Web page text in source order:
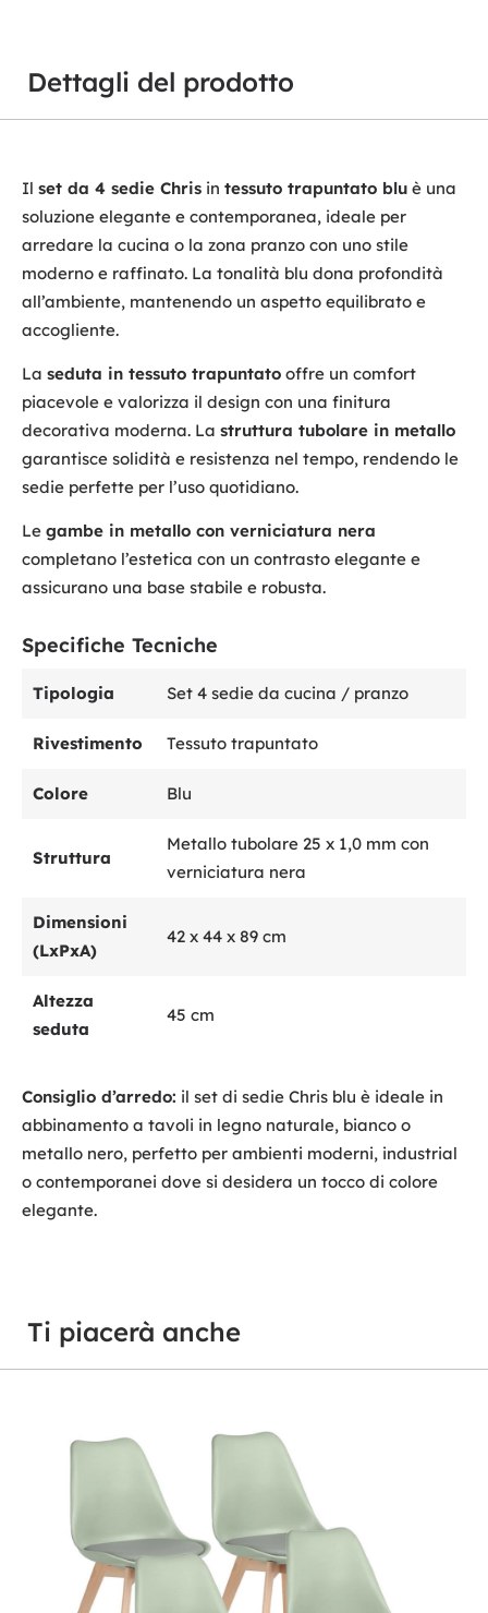
Dettagli del prodotto
Il set da 4 sedie Chris in tessuto trapuntato blu è una
soluzione elegante e contemporanea, ideale per
arredare la cucina o la zona pranzo con uno stile
moderno e raffinato. La tonalità blu dona profondità
all’ambiente, mantenendo un aspetto equilibrato e
accogliente.
La seduta in tessuto trapuntato offre un comfort
piacevole e valorizza il design con una finitura
decorativa moderna. La struttura tubolare in metallo
garantisce solidità e resistenza nel tempo, rendendo le
sedie perfette per l’uso quotidiano.
Le gambe in metallo con verniciatura nera
completano l’estetica con un contrasto elegante e
assicurano una base stabile e robusta.
Specifiche Tecniche
Tipologia Set 4 sedie da cucina / pranzo
Rivestimento Tessuto trapuntato
Colore Blu
Struttura
Metallo tubolare 25 x 1,0 mm con
verniciatura nera
Dimensioni
(LxPxA)
42 x 44 x 89 cm
Altezza
seduta
45 cm
Consiglio d’arredo: il set di sedie Chris blu è ideale in
abbinamento a tavoli in legno naturale, bianco o
metallo nero, perfetto per ambienti moderni, industrial
o contemporanei dove si desidera un tocco di colore
elegante.
Ti piacerà anche